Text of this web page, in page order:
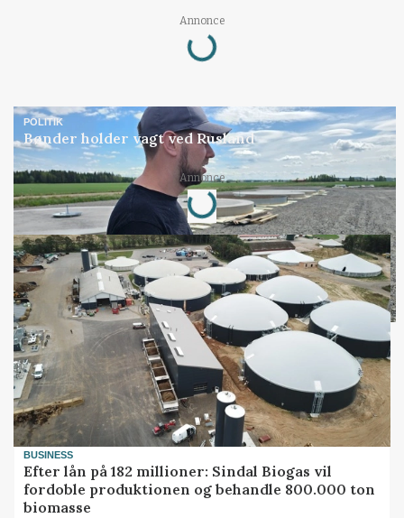
Annonce
Loading...
POLITIK
Bønder holder vagt ved Rusland
Annonce
Loading...
BUSINESS
Efter lån på 182 millioner: Sindal Biogas vil
fordoble produktionen og behandle 800.000 ton
biomasse